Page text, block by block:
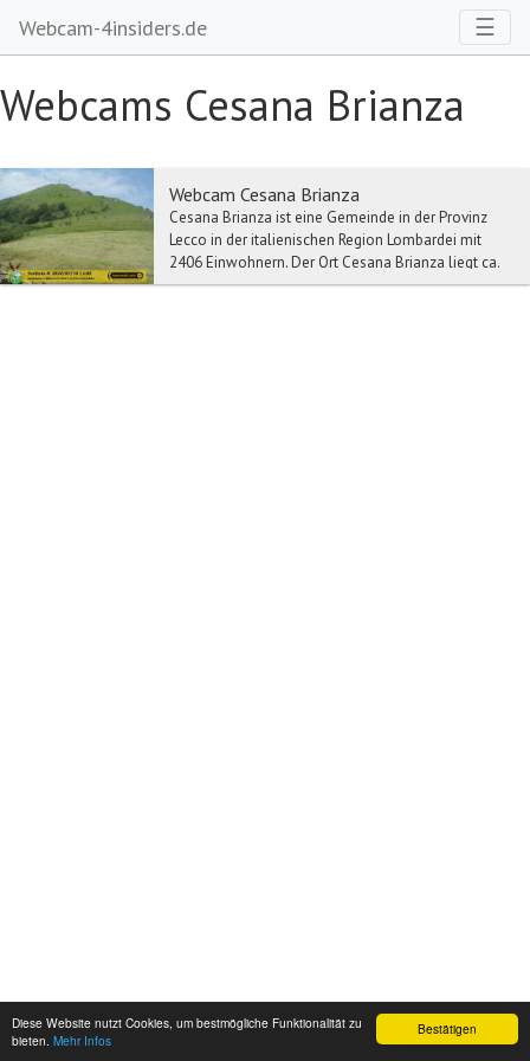
Bestätigen
Diese Website nutzt Cookies, um bestmögliche Funktionalität zu
bieten. Mehr Infos
Webcam-4insiders.de ☰
Webcams Cesana Brianza
Webcam Cesana Brianza
Cesana Brianza ist eine Gemeinde in der Provinz
Lecco in der italienischen Region Lombardei mit
2406 Einwohnern. Der Ort Cesana Brianza liegt ca.
9...